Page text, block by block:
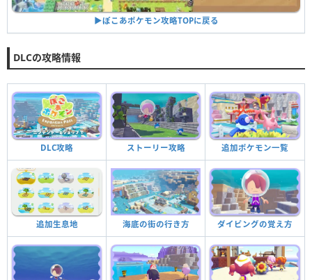
▶︎ぽこあポケモン攻略TOPに戻る
DLCの攻略情報
DLC攻略 ストーリー攻略 追加ポケモン一覧
追加生息地 海底の街の行き方 ダイビングの覚え方